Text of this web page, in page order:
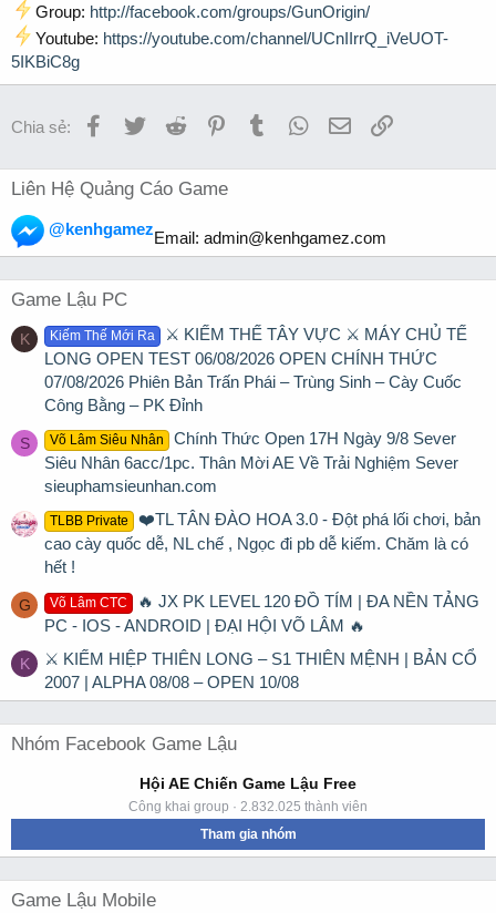
Group: http://facebook.com/groups/GunOrigin/
Youtube: https://youtube.com/channel/UCnIIrrQ_iVeUOT-
5IKBiC8g
Chia sẻ: Facebook
TwitterReddit PinterestTumblrWhatsApp
EmailLink
Liên Hệ Quảng Cáo Game
@kenhgamezEmail: admin@kenhgamez.com
Game Lậu PC
K Kiếm Thế Mới Ra
⚔️ KIẾM THẾ TÂY VỰC ⚔️ MÁY CHỦ TẾ
LONG OPEN TEST 06/08/2026 OPEN CHÍNH THỨC
07/08/2026 Phiên Bản Trấn Phái – Trùng Sinh – Cày Cuốc
Công Bằng – PK Đỉnh
S Võ Lâm Siêu Nhân
Chính Thức Open 17H Ngày 9/8 Sever
Siêu Nhân 6acc/1pc. Thân Mời AE Về Trải Nghiệm Sever
sieuphamsieunhan.com
TLBB Private
❤️TL TÂN ĐÀO HOA 3.0 - Đột phá lối chơi, bản
cao cày quốc dễ, NL chế , Ngọc đi pb dễ kiếm. Chăm là có
hết !
G Võ Lâm CTC
🔥 JX PK LEVEL 120 ĐỒ TÍM | ĐA NỀN TẢNG
PC - IOS - ANDROID | ĐẠI HỘI VÕ LÂM 🔥
K
⚔ KIẾM HIỆP THIÊN LONG – S1 THIÊN MỆNH | BẢN CỔ
2007 | ALPHA 08/08 – OPEN 10/08
Nhóm Facebook Game Lậu
Hội AE Chiến Game Lậu Free
Công khai group · 2.832.025 thành viên
Tham gia nhóm
Game Lậu Mobile